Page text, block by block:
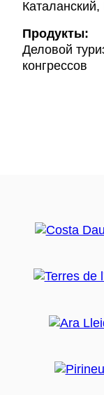
Продукты:
Деловой
конгрессов